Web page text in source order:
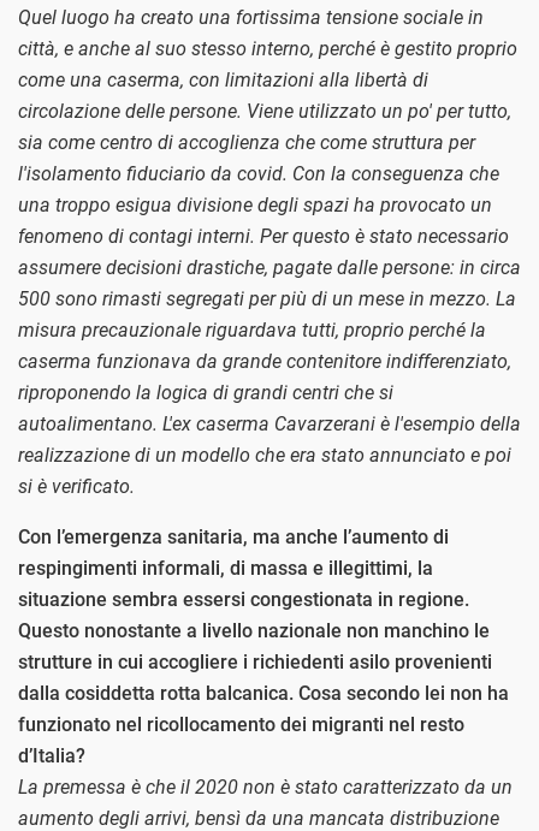
Quel luogo ha creato una fortissima tensione sociale in
città, e anche al suo stesso interno, perché è gestito proprio
come una caserma, con limitazioni alla libertà di
circolazione delle persone. Viene utilizzato un po' per tutto,
sia come centro di accoglienza che come struttura per
l'isolamento fiduciario da covid. Con la conseguenza che
una troppo esigua divisione degli spazi ha provocato un
fenomeno di contagi interni. Per questo è stato necessario
assumere decisioni drastiche, pagate dalle persone: in circa
500 sono rimasti segregati per più di un mese in mezzo. La
misura precauzionale riguardava tutti, proprio perché la
caserma funzionava da grande contenitore indifferenziato,
riproponendo la logica di grandi centri che si
autoalimentano. L'ex caserma Cavarzerani è l'esempio della
realizzazione di un modello che era stato annunciato e poi
si è verificato.
Con l’emergenza sanitaria, ma anche l’aumento di
respingimenti informali, di massa e illegittimi, la
situazione sembra essersi congestionata in regione.
Questo nonostante a livello nazionale non manchino le
strutture in cui accogliere i richiedenti asilo provenienti
dalla cosiddetta rotta balcanica. Cosa secondo lei non ha
funzionato nel ricollocamento dei migranti nel resto
d’Italia?
La premessa è che il 2020 non è stato caratterizzato da un
aumento degli arrivi, bensì da una mancata distribuzione